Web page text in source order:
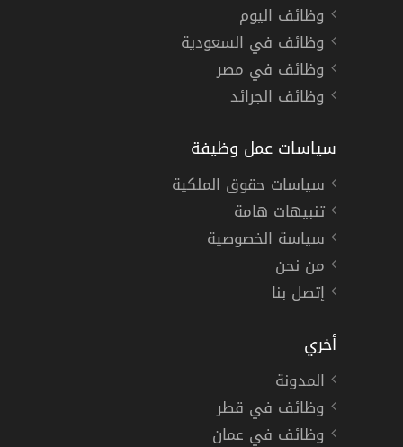
وظائف اليوم
وظائف في السعودية
وظائف في مصر
وظائف الجرائد
سياسات عمل وظيفة
سياسات حقوق الملكية
تنبيهات هامة
سياسة الخصوصية
من نحن
إتصل بنا
أخري
المدونة
وظائف في قطر
وظائف في عمان